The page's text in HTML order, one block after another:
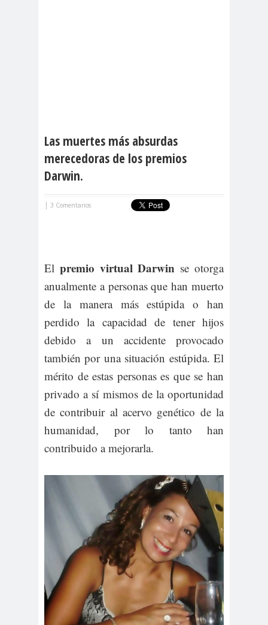
Las muertes más absurdas
merecedoras de los premios
Darwin.
| 3 Comentarios
El premio virtual Darwin se otorga
anualmente a personas que han muerto
de la manera más estúpida o han
perdido la capacidad de tener hijos
debido a un accidente provocado
también por una situación estúpida. El
mérito de estas personas es que se han
privado a sí mismos de la oportunidad
de contribuir al acervo genético de la
humanidad, por lo tanto han
contribuido a mejorarla.